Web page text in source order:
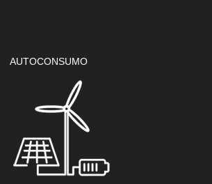
AUTOCONSUMO